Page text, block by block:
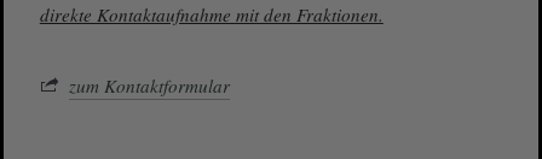
direkte Kontaktaufnahme mit den Fraktionen.
zum Kontaktformular